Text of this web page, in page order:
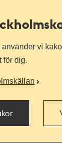
vi
för dig.